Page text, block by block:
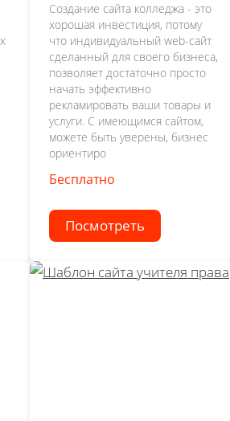
Создание сайта колледжа - это
хорошая инвестиция, потому
что индивидуальный web-сайт
сделанный для своего бизнеса,
позволяет достаточно просто
начать эффективно
рекламировать ваши товары и
услуги. С имеющимся сайтом,
можете быть уверены, бизнес
ориентиро
Бесплатно
Посмотреть